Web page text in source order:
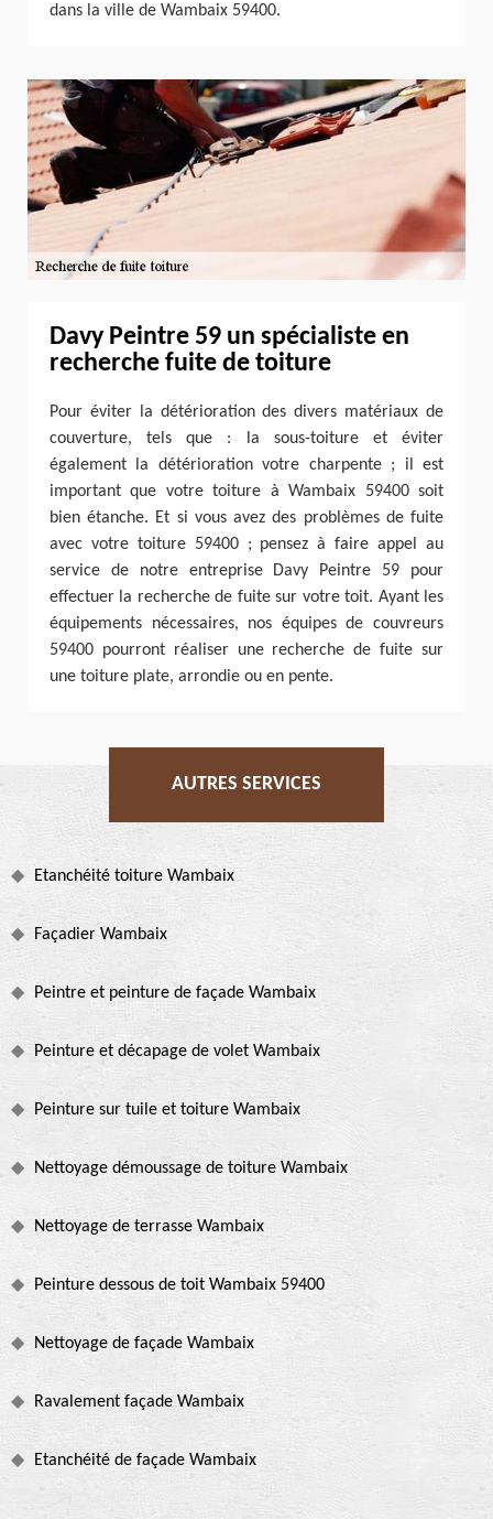
dans la ville de Wambaix 59400.
Davy Peintre 59 un spécialiste en
recherche fuite de toiture
Pour éviter la détérioration des divers matériaux de
couverture, tels que : la sous-toiture et éviter
également la détérioration votre charpente ; il est
important que votre toiture à Wambaix 59400 soit
bien étanche. Et si vous avez des problèmes de fuite
avec votre toiture 59400 ; pensez à faire appel au
service de notre entreprise Davy Peintre 59 pour
effectuer la recherche de fuite sur votre toit. Ayant les
équipements nécessaires, nos équipes de couvreurs
59400 pourront réaliser une recherche de fuite sur
une toiture plate, arrondie ou en pente.
AUTRES SERVICES
Etanchéité toiture Wambaix
Façadier Wambaix
Peintre et peinture de façade Wambaix
Peinture et décapage de volet Wambaix
Peinture sur tuile et toiture Wambaix
Nettoyage démoussage de toiture Wambaix
Nettoyage de terrasse Wambaix
Peinture dessous de toit Wambaix 59400
Nettoyage de façade Wambaix
Ravalement façade Wambaix
Etanchéité de façade Wambaix